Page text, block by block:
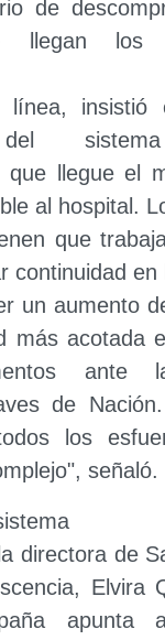
de
llegan los
línea, insistió
que llegue el
al hospital.
que
continuidad en
un aumento
más acotada
ante
de
los
señaló.
directora de
Elvira
apunta